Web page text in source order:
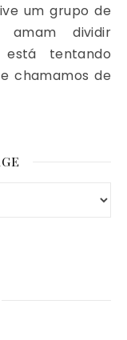
um grupo de
amam dividir
tentando
chamamos de